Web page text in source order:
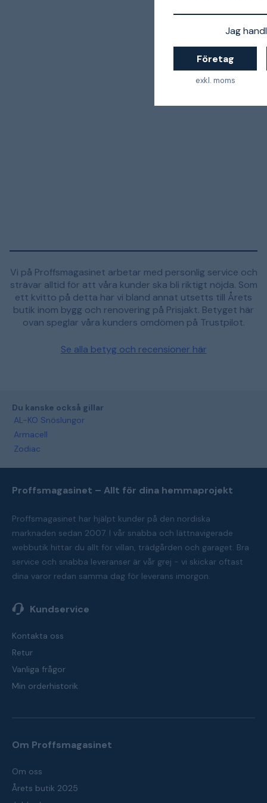
Jag
Företag
exkl. moms
Vi på Proffsmagasinet arbetar med personlig service och
strävar alltid för att våra kunder ska bli riktigt nöjda. Som
ett kvitto på detta har vi bland annat utsetts till Årets
butik inom bygg och renovering på Prisjakt. Betyget här
ovan speglar våra kunders omdömen på Trustpilot.
Se alla betyg och recensioner här
Du kanske också gillar
AL-KO Snöslungor
Armacell
Zodiac
Proffsmagasinet – Allt för dina hemmaprojekt
Proffsmagasinet har hjälpt kunder på den nordiska
marknaden sedan 2007. I vår snabba och lättnavigerade
webbutik hittar du allt för villan, trädgården och garaget. Bra
service och snabba leveranser är vår grej - vi skickar oftast
dina varor redan samma dag för leverans imorgon.
Kundservice
Kontakta oss
Retur
Vanliga frågor
Min orderhistorik
Om Proffsmagasinet
Om oss
Årets butik 2025